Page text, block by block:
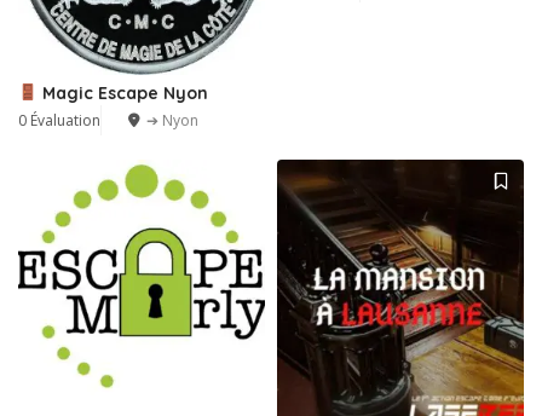
Magic Escape Nyon
0 Évaluation ➔ Nyon